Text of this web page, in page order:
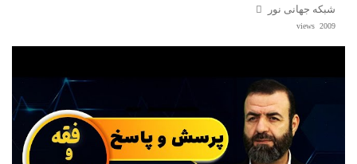
شبکه جهانی نور
2009 views